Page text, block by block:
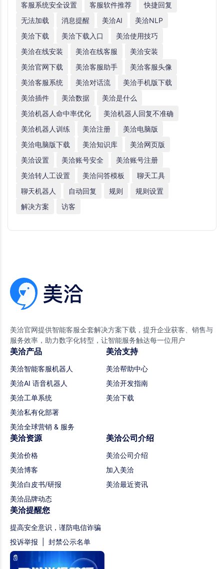
客服系统安全设置
客服软件推荐
快捷回复
无法加载
消息提醒 美洽AI
美洽NLP
美洽下载
美洽下载入口
美洽使用技巧
美洽在线安装
美洽在线客服
美洽安装
美洽官网下载
美洽客服助手
美洽客服头像
美洽客服系统
美洽对话流
美洽手机版下载
美洽插件
美洽数据
美洽是什么
美洽机器人命中率优化
美洽机器人回复不准确
美洽机器人训练
美洽注册
美洽电脑版
美洽电脑版下载
美洽知识库
美洽网页版
美洽设置
美洽账号安全
美洽账号注册
美洽转人工设置
美洽问答模板
聊天工具
聊天机器人
自动回复 规则
规则设置
解决方案
访客
美洽官网提供智能客服全套解决方案下载，提升企业获客、销售与
服务效率，助力数字化转型，让智能服务触达每一位用户
美洽产品
美洽智能客服机器人
美洽AI 语音机器人
美洽工单系统
美洽私有化部署
美洽全球营销 & 服务
美洽支持
美洽帮助中心
美洽开发指南
美洽下载
美洽资源
美洽价格
美洽博客
美洽白皮书/研报
美洽品牌动态
美洽公司介绍
美洽公司介绍
加入美洽
美洽最近资讯
美洽提醒您
提高安全意识，谨防电信诈骗
投诉举报
封禁公示名单